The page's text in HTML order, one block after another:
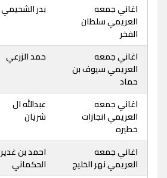
اغاني جمعه
العريمي سلطان
الفخر
بدر الشحيمي
اغاني جمعه
العريمي سيوف بن
حماد
حمد الزرعي
اغاني جمعه
العريمي انجازات
خطيره
عبدالله ال
شريان
اغاني جمعه
العريمي نهر الخليج
احمد بن غدير
الحكماني